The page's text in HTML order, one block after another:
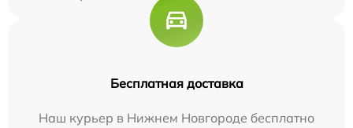
Бесплатная доставка
Наш курьер в Нижнем Новгороде бесплатно